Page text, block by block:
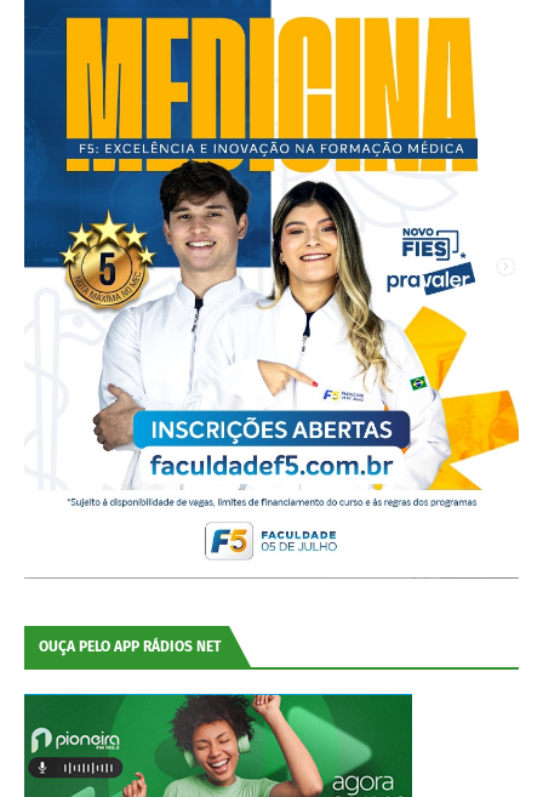
OUÇA PELO APP RÁDIOS NET